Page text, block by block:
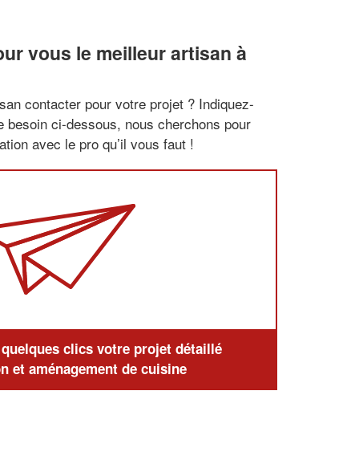
vous le meilleur artisan à
contacter pour votre projet ? Indiquez-
besoin ci-dessous, nous cherchons pour
avec le pro qu’il vous faut !
clics votre projet détaillé
et aménagement de cuisine